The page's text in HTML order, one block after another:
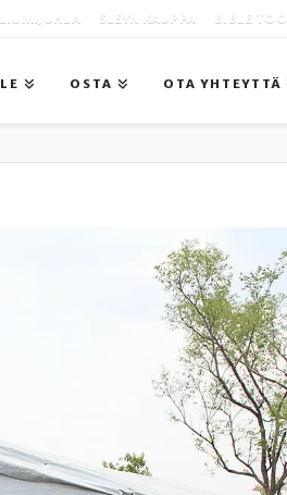
SLEYN KAUPPA BIBLE
OSTA OTA YHTEYTTÄ